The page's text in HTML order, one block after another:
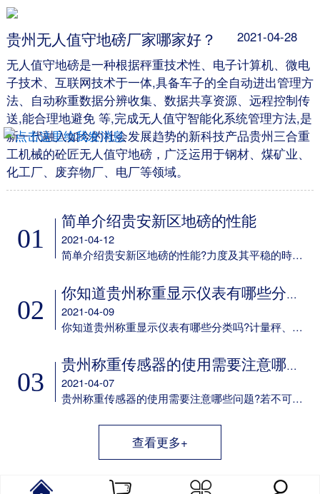
贵州无人值守地磅厂家哪家好？
2021-04-28
无人值守地磅是一种根据秤重技术性、电子计算机、微电
子技术、互联网技术于一体,具备车子的全自动进出管理方
法、自动称重数据分辨收集、数据共享资源、远程控制传
送,能合理地避免 等,完成无人值守智能化系统管理方法,是
新一代融入如今的社会发展趋势的新科技产品贵州三合重
工机械的砼匠无人值守地磅，广泛运用于钢材、煤矿业、
化工厂、废弃物厂、电厂等领域。
01
简单介绍贵安新区地磅的性能
2021-04-12
简单介绍贵安新区地磅的性能?力度及其平稳的時间可设定;多种多样led背光方式可挑选;可任意电池充电;具备欠压保护标示及保护设备;任意配备6V/4aH免维护保养电瓶选配RS-232通信口，串口波特率可选，通讯方式可选;选配50mA电流量环显示屏通信口。
02
你知道贵州称重显示仪表有哪些分类吗
2021-04-09
你知道贵州称重显示仪表有哪些分类吗?计量秤、定量包装机、电子吊秤、电子器件汽车衡、电子器件案秤、皮带秤、动态轨道衡称重显示仪表以及它专用型称重显示仪表。
03
贵州称重传感器的使用需要注意哪些问题
2021-04-07
贵州称重传感器的使用需要注意哪些问题?若不可以确保这一点，则应考虑到在他们中间设定障板防护之，并在箱身体安装 散热风扇。用于精确测量传感器輸出数据信号的电子电路，应尽量配备单独的供电系统变电器，而不必和交流接触器等机器设备同用同一主开关电源。
查看更多+